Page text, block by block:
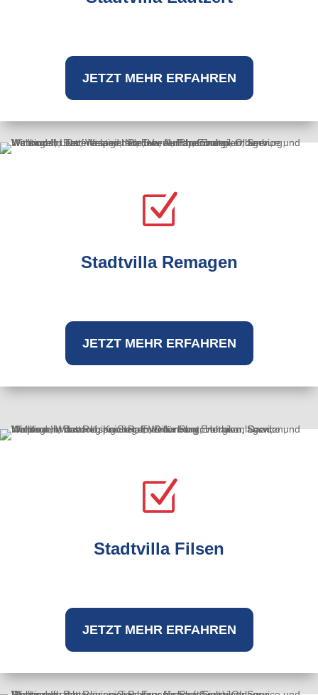
JETZT MEHR ERFAHREN
Z
Stadtvilla Remagen
JETZT MEHR ERFAHREN
Z
Stadtvilla Filsen
JETZT MEHR ERFAHREN